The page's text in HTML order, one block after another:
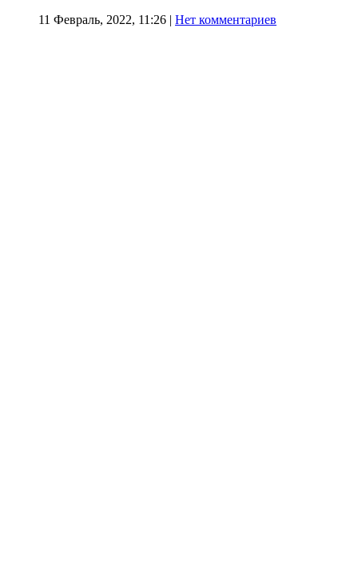
11 Февраль, 2022, 11:26 | Нет комментариев